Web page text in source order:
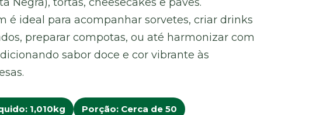
é ideal para acompanhar sorvetes, criar drinks
preparar compotas, ou até harmonizar com
sabor doce e cor vibrante às
1,010kg Porção: Cerca de 50